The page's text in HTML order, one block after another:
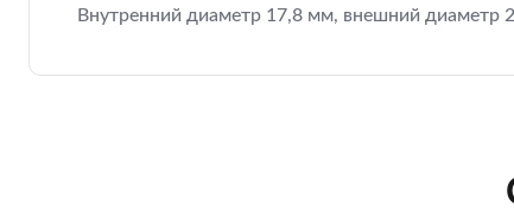
Внутренний диаметр 17,8 мм, внешний